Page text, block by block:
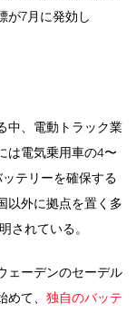
が7月に発効し
中、電動トラック業
は電気乗用車の4〜
テリーを確保する
以外に拠点を置く多
されている。
ェーデンのセーデル
めて、独自のバッテ